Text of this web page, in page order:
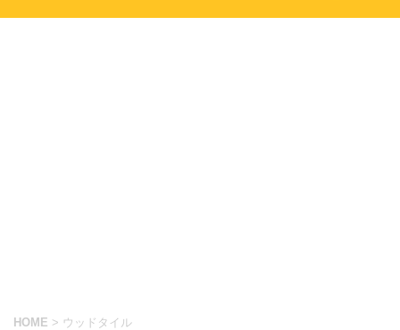
HOME > ウッドタイル